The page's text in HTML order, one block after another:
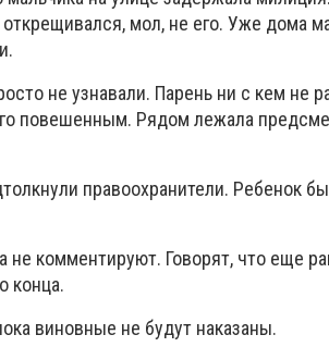
мол, не его. Уже дома
не узнавали. Парень ни с кем не
повешенным. Рядом лежала
правоохранители. Ребенок
не комментируют. Говорят, что еще
конца.
виновные не будут наказаны.